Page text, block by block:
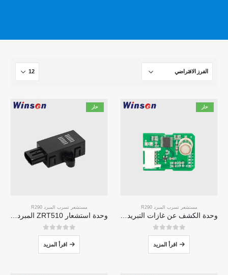
حار
مستشعر تسرب المبرد R290
0من 5
اقرأ المزيد
حار
مستشعر تسرب المبرد R290
0من 5
اقرأ المزيد